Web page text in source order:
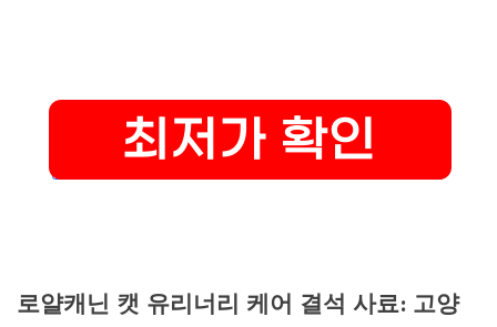
로얄캐닌 캣 유리너리 케어 결석 사료: 고양